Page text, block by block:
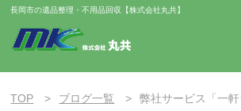
長岡市の遺品整理・不用品回収【株式会社丸共】
TOP ブログ一覧
弊社サービス「一